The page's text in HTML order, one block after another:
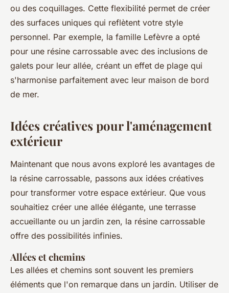
ou des coquillages. Cette flexibilité permet de créer
des surfaces uniques qui reflètent votre style
personnel. Par exemple, la famille Lefèvre a opté
pour une résine carrossable avec des inclusions de
galets pour leur allée, créant un effet de plage qui
s'harmonise parfaitement avec leur maison de bord
de mer.
Idées créatives pour l'aménagement
extérieur
Maintenant que nous avons exploré les avantages de
la résine carrossable, passons aux idées créatives
pour transformer votre espace extérieur. Que vous
souhaitiez créer une allée élégante, une terrasse
accueillante ou un jardin zen, la résine carrossable
offre des possibilités infinies.
Allées et chemins
Les allées et chemins sont souvent les premiers
éléments que l'on remarque dans un jardin. Utiliser de